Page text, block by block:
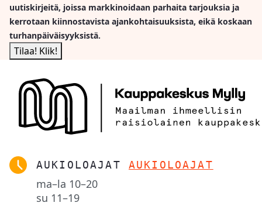
uutiskirjeitä, joissa markkinoidaan parhaita tarjouksia ja
kerrotaan kiinnostavista ajankohtaisuuksista, eikä koskaan
turhanpäiväisyyksistä.
AUKIOLOAJAT AUKIOLOAJAT
ma–la 10–20
su 11–19